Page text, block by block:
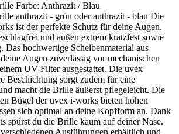
Farbe: Anthrazit / Blau
anthrazit - grün oder anthrazit - blau Die
ist der perfekte Schutz für deine Augen.
und außen extrem kratzfest sowie
Das hochwertige Scheibenmaterial aus
Augen zuverlässig vor mechanischen
UV-Filter ausgestattet. Die uvex
Beschichtung sorgt zudem für eine
macht die Brille äußerst pflegeleicht. Die
Bügel der uvex i-works bieten hohen
sich optimal an deine Kopfform an. Dank
spürst du die Brille kaum auf deiner Nase.